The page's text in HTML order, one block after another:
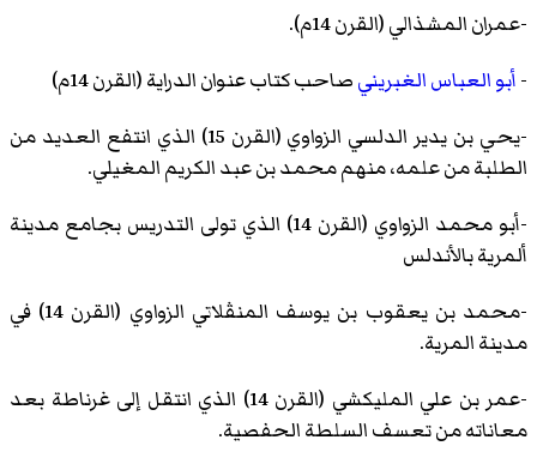
-عمران المشذالي (القرن 14م).
-أبو العباس الغبرينيصاحب كتاب عنوان الدراية (القرن 14م)
-يحي بن يدير الدلسي الزواوي (القرن 15) الذي انتفع العديد من
الطلبة من علمه، منهم محمد بن عبد الكريم المغيلي.
-أبو محمد الزواوي (القرن 14) الذي تولى التدريس بجامع مدينة
ألمرية بالأندلس
-محمد بن يعقوب بن يوسف المنڤلاتي الزواوي (القرن 14) في
مدينة المرية.
-عمر بن علي المليكشي (القرن 14) الذي انتقل إلى غرناطة بعد
معاناته من تعسف السلطة الحفصية.